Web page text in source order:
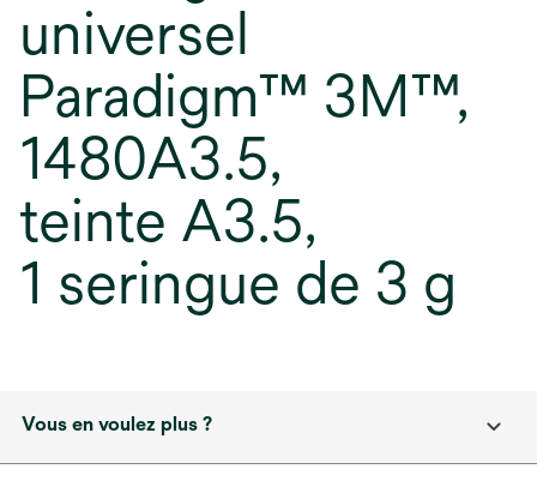
universel
Paradigm™ 3M™,
1480A3.5,
teinte A3.5,
1 seringue de 3 g
Vous en voulez plus ?